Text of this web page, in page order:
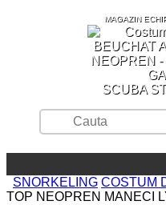
MAGAZIN
SCUBA
SNORKELING COSTUM
TOP NEOPREN MANECI